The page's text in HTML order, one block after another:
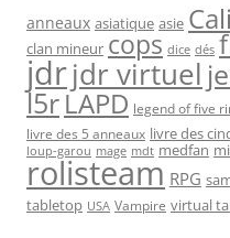
anneaux asiatique asie
clan mineur cops dice dés
jdrjdr virtuel
l5rLAPD legend of five
livre des 5 anneaux livre des
loup-garou mage mdt medfan
rolisteam RPG
tabletop USA Vampire virtual